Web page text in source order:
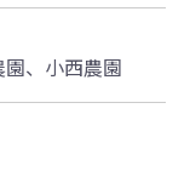
、小西農園